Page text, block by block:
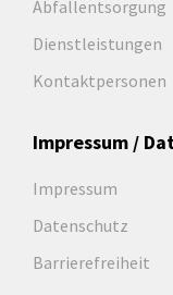
Abfallentsorgung
Dienstleistungen
Kontaktpersonen
Impressum /
Impressum
Datenschutz
Barrierefreiheit